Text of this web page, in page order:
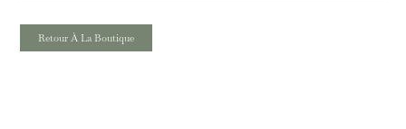
Retour À La Boutique